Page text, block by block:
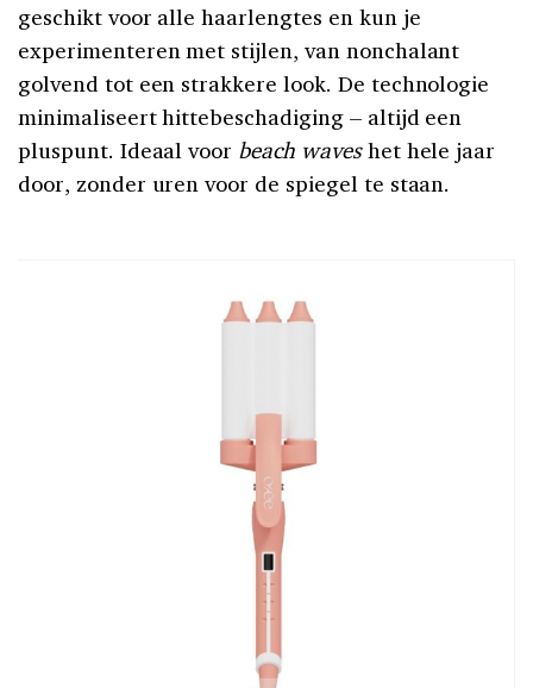
geschikt voor alle haarlengtes en kun je
experimenteren met stijlen, van nonchalant
golvend tot een strakkere look. De technologie
minimaliseert hittebeschadiging – altijd een
pluspunt. Ideaal voor beach waveshet hele jaar
door, zonder uren voor de spiegel te staan.